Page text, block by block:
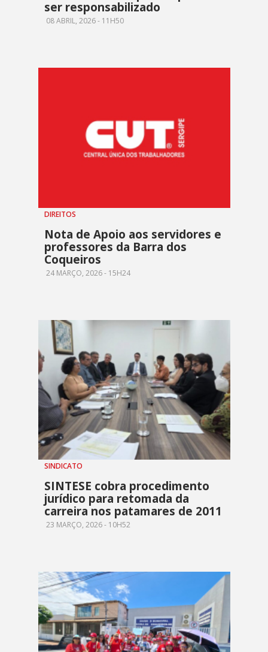
ser responsabilizado
08 ABRIL, 2026 - 11H50
DIREITOS
Nota de Apoio aos servidores e
professores da Barra dos
Coqueiros
24 MARÇO, 2026 - 15H24
SINDICATO
SINTESE cobra procedimento
jurídico para retomada da
carreira nos patamares de 2011
23 MARÇO, 2026 - 10H52